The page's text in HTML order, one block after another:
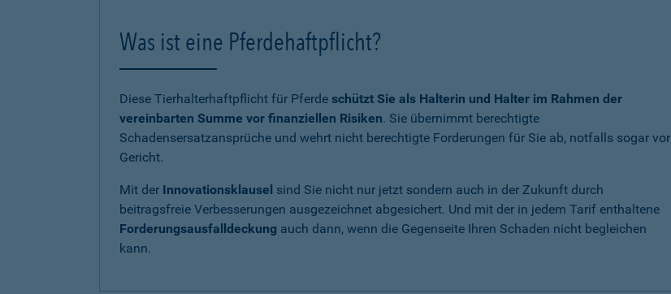
Was ist eine Pferdehaftpflicht?
Diese Tierhalterhaftpflicht für Pferde schützt Sie als Halterin und Halter im Rahmen der
vereinbarten Summe vor finanziellen Risiken. Sie übernimmt berechtigte
Schadensersatzansprüche und wehrt nicht berechtigte Forderungen für Sie ab, notfalls sogar vor
Gericht.
Mit der Innovationsklausel sind Sie nicht nur jetzt sondern auch in der Zukunft durch
beitragsfreie Verbesserungen ausgezeichnet abgesichert. Und mit der in jedem Tarif enthaltene
Forderungsausfalldeckung auch dann, wenn die Gegenseite Ihren Schaden nicht begleichen
kann.